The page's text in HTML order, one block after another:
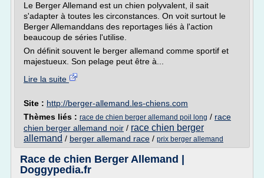
Le Berger Allemand est un chien polyvalent, il sait
s'adapter à toutes les circonstances. On voit surtout le
Berger Allemanddans des reportages liés à l'action
beaucoup de séries l'utilise.
On définit souvent le berger allemand comme sportif et
majestueux. Son pelage peut être à...
Lire la suite
Site : http://berger-allemand.les-chiens.com
Thèmes liés : race de chien berger allemand poil long / race
chien berger allemand noir / race chien berger
allemand / berger allemand race / prix berger allemand
Race de chien Berger Allemand |
Doggypedia.fr